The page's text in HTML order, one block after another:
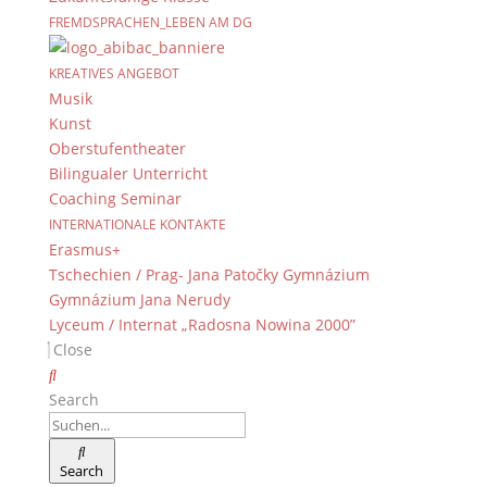
FREMDSPRACHEN_LEBEN AM DG
KREATIVES ANGEBOT
Musik
Kunst
Oberstufentheater
Bilingualer Unterricht
Coaching Seminar
INTERNATIONALE KONTAKTE
Erasmus+
Tschechien / Prag- Jana Patočky Gymnázium
Gymnázium Jana Nerudy
Lyceum / Internat „Radosna Nowina 2000”
Close
Search
Search